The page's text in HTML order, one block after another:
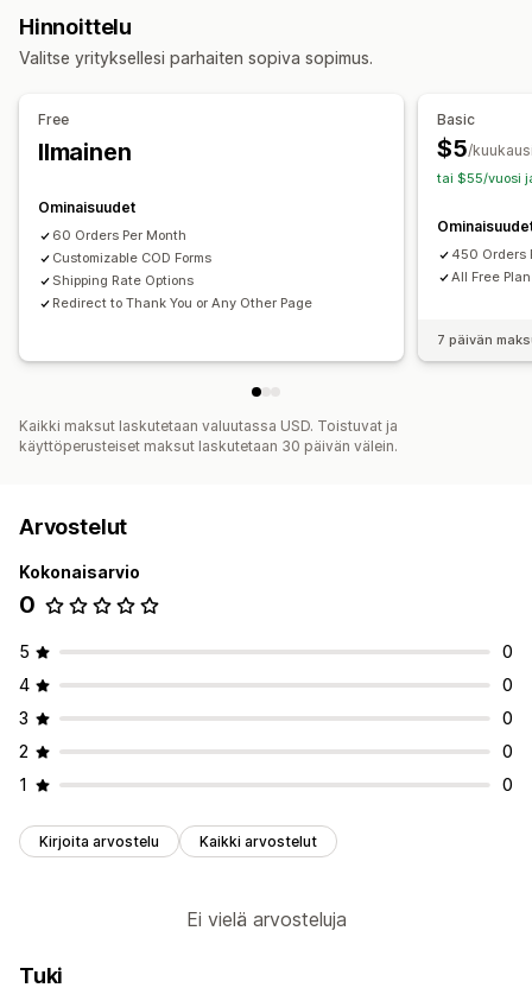
Konversio ja lisämyynti
Tilaus yhdellä klikkauksella
Hinnoittelu
Valitse yrityksellesi parhaiten sopiva sopimus.
Free
Ilmainen
Ominaisuudet
60 Orders Per Month
Customizable COD Forms
Shipping Rate Options
Redirect to Thank You or Any Other Page
Basic
$5/
tai $55/vuosi
450 Orders
All Free
7 päivän
Kaikki maksut laskutetaan valuutassa USD. Toistuvat ja
käyttöperusteiset maksut laskutetaan 30 päivän välein.
Arvostelut
Kokonaisarvio
0
5
0
4
0
3
0
2
0
1
0
Kirjoita arvostelu Kaikki arvostelut
Ei vielä arvosteluja
Tuki